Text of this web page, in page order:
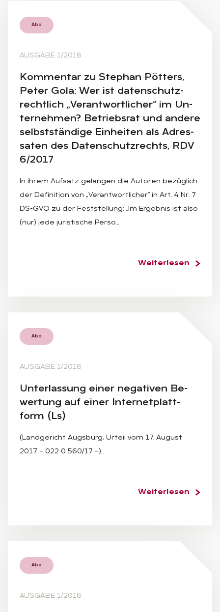
Abo
AUSGABE 1/2018
Kom­men­tar zu Ste­phan Pöt­ters,
Pe­ter Gola: Wer ist da­ten­schutz­
recht­lich „Ver­ant­wort­li­cher“ im Un­
ter­neh­men? Be­triebs­rat und an­de­re
selbst­stän­di­ge Ein­hei­ten als Adres­
sa­ten des Da­ten­schutz­rechts, RDV
6/2017
In ihrem Aufsatz gelangen die Autoren bezüglich
der Definition von „Verantwortlicher“ in Art. 4 Nr. 7
DS-GVO zu der Feststellung: „Im Ergebnis ist also
(nur) jede juristische Perso…
Weiterlesen
Abo
AUSGABE 1/2018
Un­ter­las­sung ei­ner ne­ga­ti­ven Be­
wer­tung auf ei­ner In­ter­net­platt­
form (Ls)
(Landgericht Augsburg, Urteil vom 17. August
2017 – 022 0 560/17 –)…
Weiterlesen
Abo
AUSGABE 1/2018